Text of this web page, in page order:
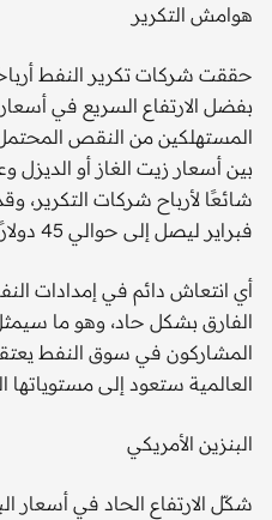
هوامش التكرير
حققت شركات تكرير النفط
بفضل الارتفاع السريع في
المستهلكين من النقص
بين أسعار زيت الغاز أو الديزل
شائعًا لأرباح شركات التكرير،
فبراير ليصل إلى حوالي 45 دولارًا للبرميل بسبب النزاع.
أي انتعاش دائم في إمدادات
الفارق بشكل حاد، وهو ما
المشاركون في سوق النفط
العالمية ستعود إلى مستوياتها
البنزين الأمريكي
شكّل الارتفاع الحاد في أسعار